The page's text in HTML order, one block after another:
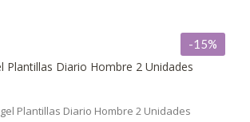
Plantillas Diario Hombre 2 Unidades
-15%